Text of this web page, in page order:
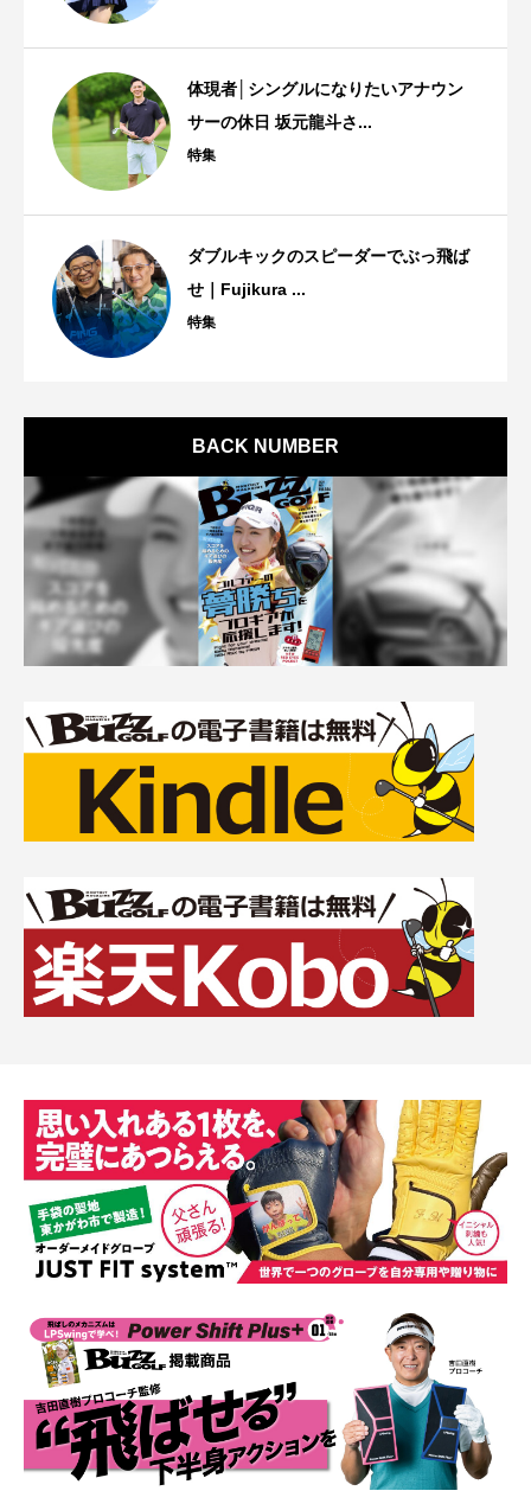
体現者│シングルになりたいアナウン
サーの休日 坂元龍斗さ...
特集
ダブルキックのスピーダーでぶっ飛ば
せ｜Fujikura ...
特集
BACK NUMBER